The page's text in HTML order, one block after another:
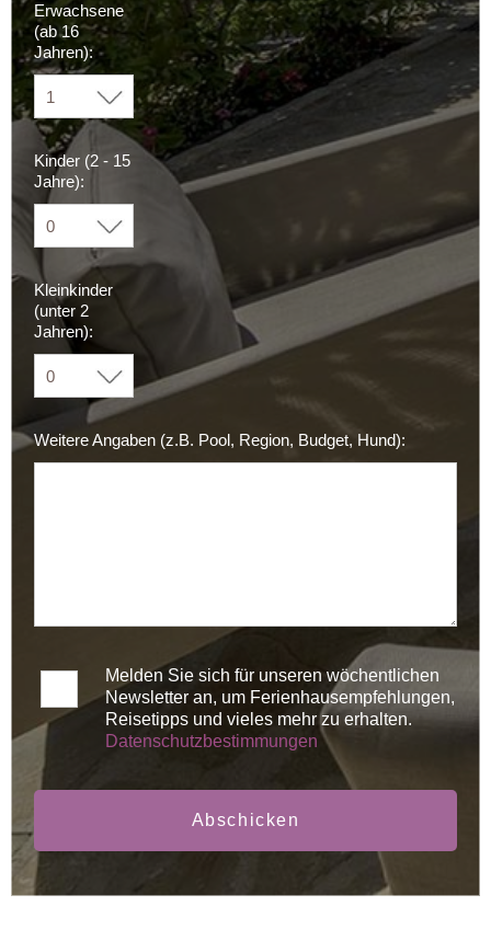
Erwachsene
(ab 16
Jahren):
Kinder (2 - 15
Jahre):
Kleinkinder
(unter 2
Jahren):
Weitere Angaben (z.B. Pool, Region, Budget, Hund):
Melden Sie sich für unseren wöchentlichen
Newsletter an, um Ferienhausempfehlungen,
Reisetipps und vieles mehr zu erhalten.
Datenschutzbestimmungen
Abschicken